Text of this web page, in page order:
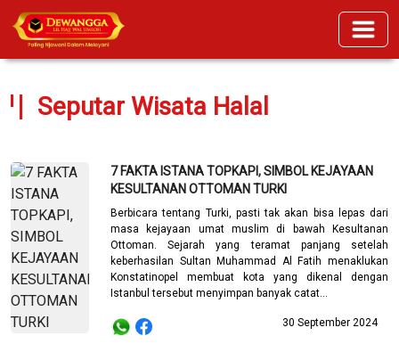
Seputar Wisata Halal
7 FAKTA ISTANA TOPKAPI, SIMBOL KEJAYAAN
KESULTANAN OTTOMAN TURKI
Berbicara tentang Turki, pasti tak akan bisa lepas dari
masa kejayaan umat muslim di bawah Kesultanan
Ottoman. Sejarah yang teramat panjang setelah
keberhasilan Sultan Muhammad Al Fatih menaklukan
Konstatinopel membuat kota yang dikenal dengan
Istanbul tersebut menyimpan banyak catat...
30 September 2024